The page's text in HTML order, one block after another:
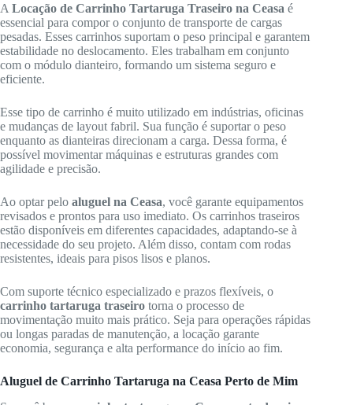
A Locação de Carrinho Tartaruga Traseiro na Ceasa é
essencial para compor o conjunto de transporte de cargas
pesadas. Esses carrinhos suportam o peso principal e garantem
estabilidade no deslocamento. Eles trabalham em conjunto
com o módulo dianteiro, formando um sistema seguro e
eficiente.
Esse tipo de carrinho é muito utilizado em indústrias, oficinas
e mudanças de layout fabril. Sua função é suportar o peso
enquanto as dianteiras direcionam a carga. Dessa forma, é
possível movimentar máquinas e estruturas grandes com
agilidade e precisão.
Ao optar pelo aluguel na Ceasa, você garante equipamentos
revisados e prontos para uso imediato. Os carrinhos traseiros
estão disponíveis em diferentes capacidades, adaptando-se à
necessidade do seu projeto. Além disso, contam com rodas
resistentes, ideais para pisos lisos e planos.
Com suporte técnico especializado e prazos flexíveis, o
carrinho tartaruga traseiro torna o processo de
movimentação muito mais prático. Seja para operações rápidas
ou longas paradas de manutenção, a locação garante
economia, segurança e alta performance do início ao fim.
Aluguel de Carrinho Tartaruga na Ceasa Perto de Mim